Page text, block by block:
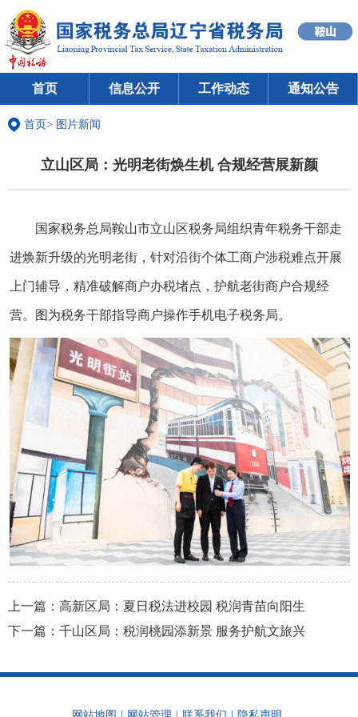
首页 信息公开 工作动态 通知公告
首页> 图片新闻
立山区局：光明老街焕生机 合规经营展新颜
国家税务总局鞍山市立山区税务局组织青年税务干部走
进焕新升级的光明老街，针对沿街个体工商户涉税难点开展
上门辅导，精准破解商户办税堵点，护航老街商户合规经
营。图为税务干部指导商户操作手机电子税务局。
上一篇： 高新区局：夏日税法进校园 税润青苗向阳生
下一篇： 千山区局：税润桃园添新景 服务护航文旅兴